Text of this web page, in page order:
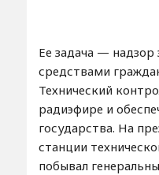
Ее задача —
средствами
Технический
радиэфире и
государства. На
станции
побывал